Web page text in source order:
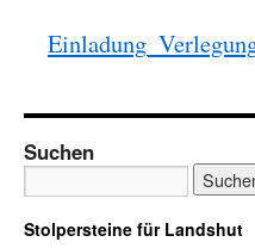
Suchen
Stolpersteine für Landshut